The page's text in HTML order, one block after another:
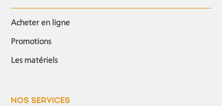
Acheter en ligne
Promotions
Les matériels
NOS SERVICES